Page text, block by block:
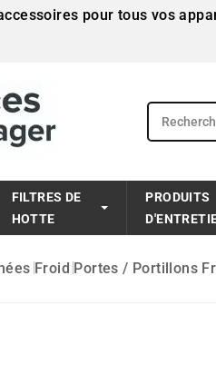
pour tous vos
FILTRES DE
HOTTE
PRODUITS
Froid Portes / Portillons